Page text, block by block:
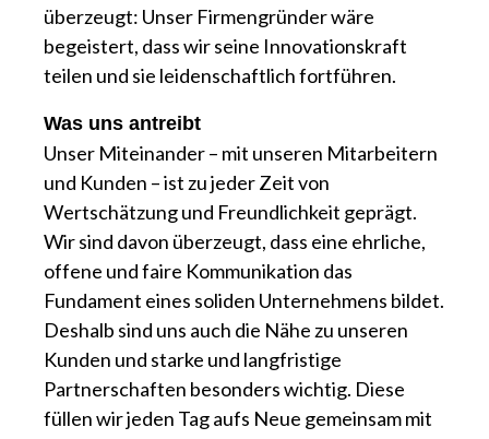
überzeugt: Unser Firmengründer wäre
begeistert, dass wir seine Innovationskraft
teilen und sie leidenschaftlich fortführen.
Was uns antreibt
Unser Miteinander – mit unseren Mitarbeitern
und Kunden – ist zu jeder Zeit von
Wertschätzung und Freundlichkeit geprägt.
Wir sind davon überzeugt, dass eine ehrliche,
offene und faire Kommunikation das
Fundament eines soliden Unternehmens bildet.
Deshalb sind uns auch die Nähe zu unseren
Kunden und starke und langfristige
Partnerschaften besonders wichtig. Diese
füllen wir jeden Tag aufs Neue gemeinsam mit